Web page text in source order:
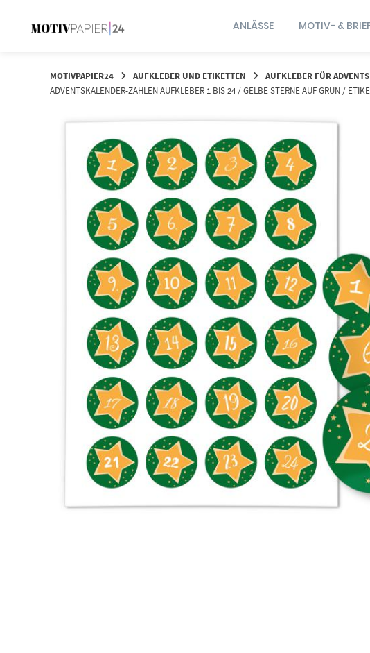
ANLÄSSE MOTIV- &
MOTIVPAPIER24 AUFKLEBER UND ETIKETTEN
AUFKLEBER FÜR
ADVENTSKALENDER-ZAHLEN AUFKLEBER 1 BIS 24 / GELBE STERNE AUF GRÜN /